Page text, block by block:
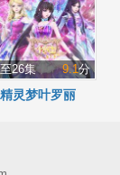
至26集 9.1分
精灵梦叶罗丽